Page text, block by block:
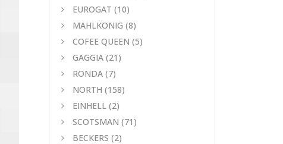
EUROGAT (10)
MAHLKONIG (8)
COFEE QUEEN (5)
GAGGIA (21)
RONDA (7)
NORTH (158)
EINHELL (2)
SCOTSMAN (71)
BECKERS (2)